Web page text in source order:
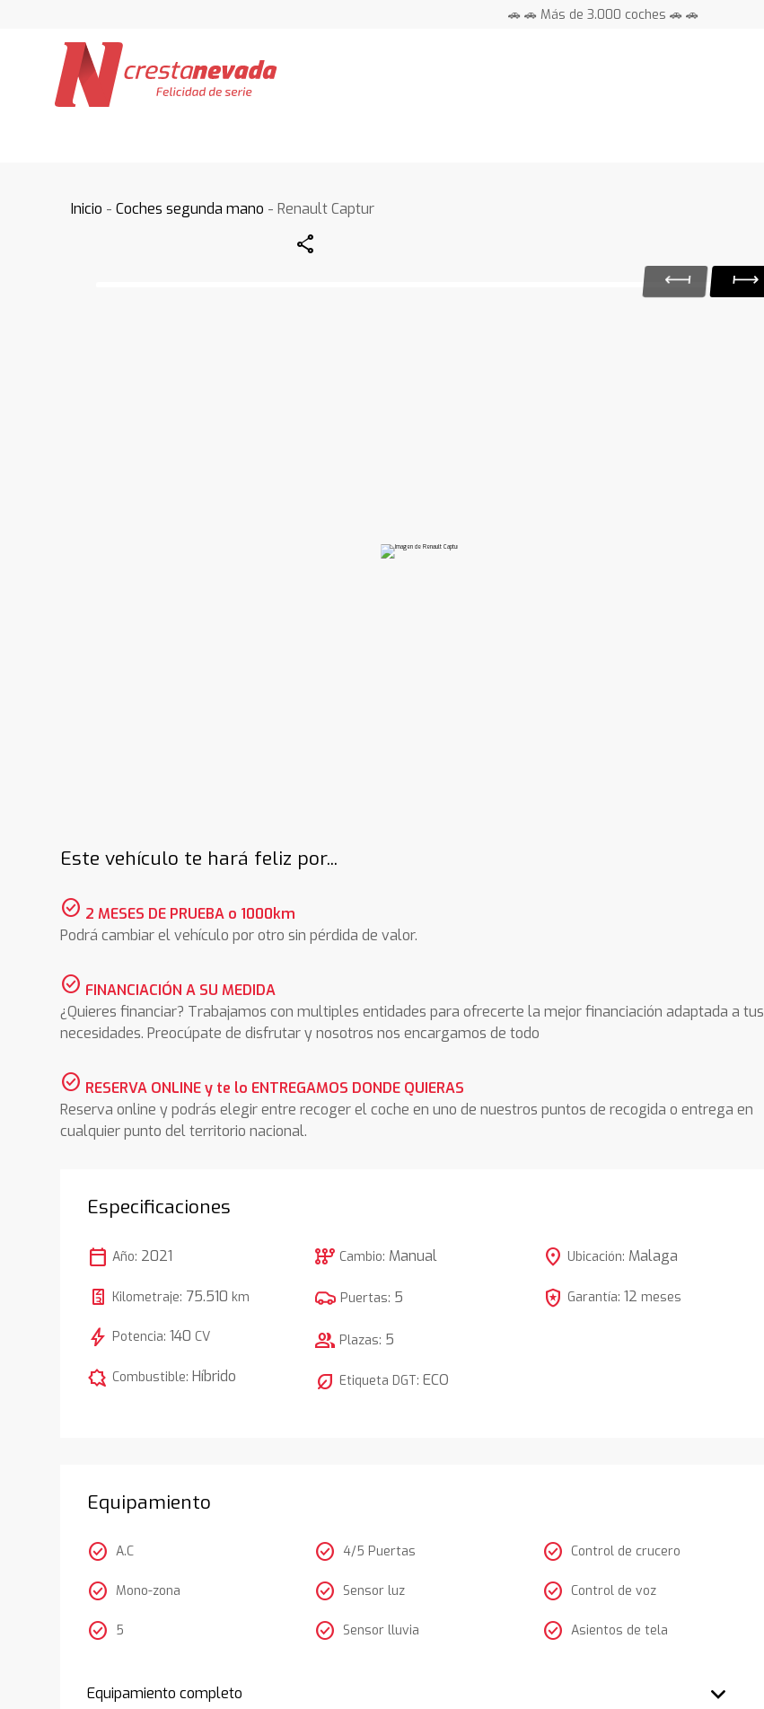
🚗 🚗 Más de 3.000 coches 🚗 🚗
Inicio -Coches segunda mano - Renault Captur
Share
Este vehículo te hará feliz por...
check_circle 2 MESES DE PRUEBA o 1000km
Podrá cambiar el vehículo por otro sin pérdida de valor.
check_circle FINANCIACIÓN A SU MEDIDA
¿Quieres financiar? Trabajamos con multiples entidades para ofrecerte la mejor financiación adaptada a tus
necesidades. Preocúpate de disfrutar y nosotros nos encargamos de todo
check_circle RESERVA ONLINE y te lo ENTREGAMOS DONDE QUIERAS
Reserva online y podrás elegir entre recoger el coche en uno de nuestros puntos de recogida o entrega en
cualquier punto del territorio nacional.
Especificaciones
calendar_today Año: 2021
Kilometraje: 75.510 km
bolt Potencia:140 CV
comic_bubble Combustible:Híbrido
auto_transmission Cambio: Manual
Puertas: 5
group Plazas: 5
nest_eco_leaf Etiqueta DGT:ECO
location_on Ubicación: Malaga
local_police Garantía: 12 meses
Equipamiento
check_circle A.C
check_circle Mono-zona
check_circle 5
check_circle 4/5 Puertas
check_circle Sensor luz
check_circle Sensor lluvia
check_circle Control de crucero
check_circle Control de voz
check_circle Asientos de tela
Equipamiento completo